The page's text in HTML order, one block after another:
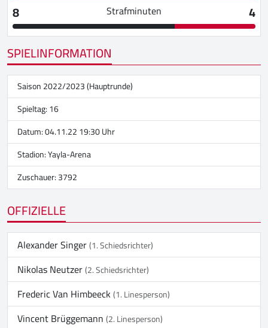
8
Strafminuten
4
SPIELINFORMATION
Saison 2022/2023 (Hauptrunde)
Spieltag: 16
Datum: 04.11.22 19:30 Uhr
Stadion:Yayla-Arena
Zuschauer: 3792
OFFIZIELLE
Alexander Singer(1. Schiedsrichter)
Nikolas Neutzer(2. Schiedsrichter)
Frederic Van Himbeeck(1. Linesperson)
Vincent Brüggemann(2. Linesperson)